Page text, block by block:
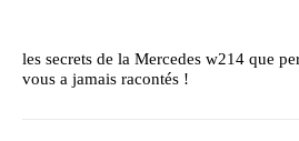
les secrets de la Mercedes w214 que
vous a jamais racontés !